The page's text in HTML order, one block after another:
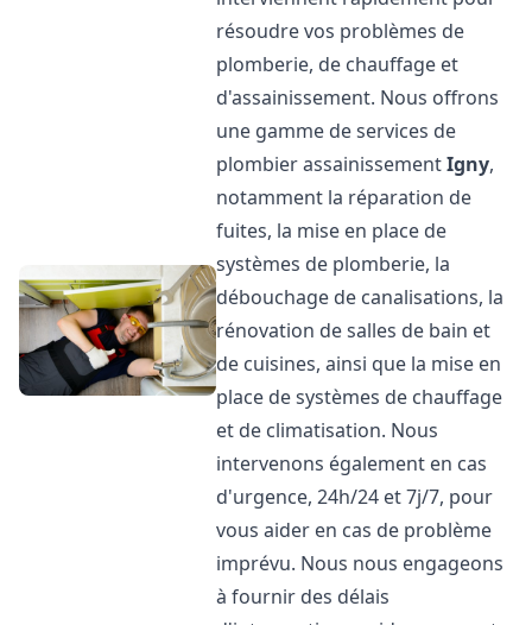
résoudre vos problèmes de
plomberie, de chauffage et
d'assainissement. Nous offrons
une gamme de services de
plombier assainissementIgny,
notamment la réparation de
fuites, la mise en place de
systèmes de plomberie, la
débouchage de canalisations, la
rénovation de salles de bain et
de cuisines, ainsi que la mise en
place de systèmes de chauffage
et de climatisation. Nous
intervenons également en cas
d'urgence, 24h/24 et 7j/7, pour
vous aider en cas de problème
imprévu. Nous nous engageons
à fournir des délais